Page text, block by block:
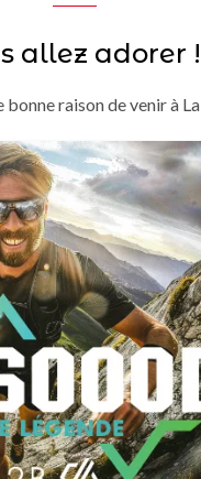
allez adorer !
bonne raison de venir à